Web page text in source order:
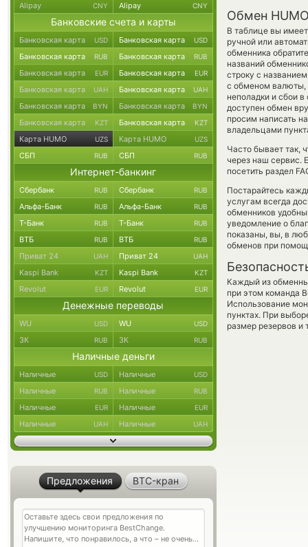
Обмен
В таблице вы
ручной или
обменника
названий
строку с
с обменом валюты,
неполадки и сбои
доступен обмен
просим написать
владельцами
Часто бывает так,
через наш сервис.
посетить раздел
Постарайтесь
услугам всегда
обменников
уведомление о
показаны, вы, в
обменов при
Каждый из
при этом команда
Использование
пунктах. При
размер резервов и
Alipay CNY Alipay CNY
Банковские счета и карты
Банковская карта USD Банковская карта USD
Банковская карта RUB Банковская карта RUB
Банковская карта EUR Банковская карта EUR
Банковская карта UAH Банковская карта UAH
Банковская карта BYN Банковская карта BYN
Банковская карта KZT Банковская карта KZT
Карта HUMO UZS Карта HUMO UZS
СБП RUB СБП RUB
Интернет-банкинг
Сбербанк RUB Сбербанк RUB
Альфа-Банк RUB Альфа-Банк RUB
Т-Банк RUB Т-Банк RUB
ВТБ RUB ВТБ RUB
Приват 24 UAH Приват 24 UAH
Kaspi Bank KZT Kaspi Bank KZT
Revolut EUR Revolut EUR
Денежные переводы
WU USD WU USD
ЗК RUB ЗК RUB
Наличные деньги
Наличные USD Наличные USD
Наличные RUB Наличные RUB
Наличные EUR Наличные EUR
Наличные UAH Наличные UAH
Предложения BTC-кран